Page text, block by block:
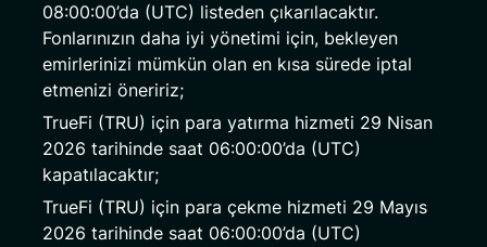
08:00:00’da (UTC) listeden çıkarılacaktır.
Fonlarınızın daha iyi yönetimi için, bekleyen
emirlerinizi mümkün olan en kısa sürede iptal
etmenizi öneririz;
TrueFi (TRU) için para yatırma hizmeti 29 Nisan
2026 tarihinde saat 06:00:00’da (UTC)
kapatılacaktır;
TrueFi (TRU) için para çekme hizmeti 29 Mayıs
2026 tarihinde saat 06:00:00’da (UTC)